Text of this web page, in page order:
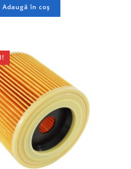
Adaugă în coș